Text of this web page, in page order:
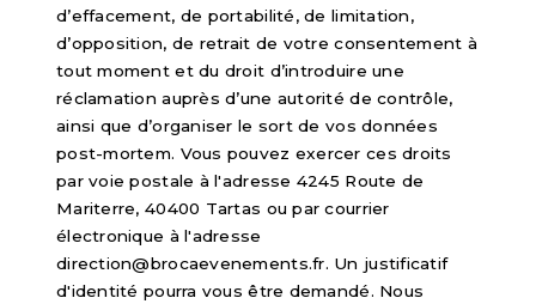
d’effacement, de portabilité, de limitation,
d’opposition, de retrait de votre consentement à
tout moment et du droit d’introduire une
réclamation auprès d’une autorité de contrôle,
ainsi que d’organiser le sort de vos données
post-mortem. Vous pouvez exercer ces droits
par voie postale à l'adresse 4245 Route de
Mariterre, 40400 Tartas ou par courrier
électronique à l'adresse
direction@brocaevenements.fr. Un justificatif
d'identité pourra vous être demandé. Nous